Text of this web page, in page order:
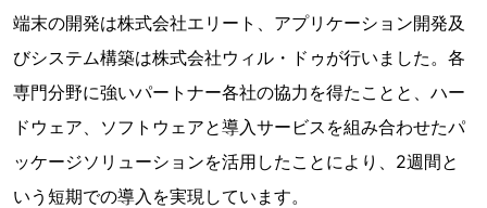
端末の開発は株式会社エリート、アプリケーション開発及
びシステム構築は株式会社ウィル・ドゥが行いました。各
専門分野に強いパートナー各社の協力を得たことと、ハー
ドウェア、ソフトウェアと導入サービスを組み合わせたパ
ッケージソリューションを活用したことにより、2週間と
いう短期での導入を実現しています。